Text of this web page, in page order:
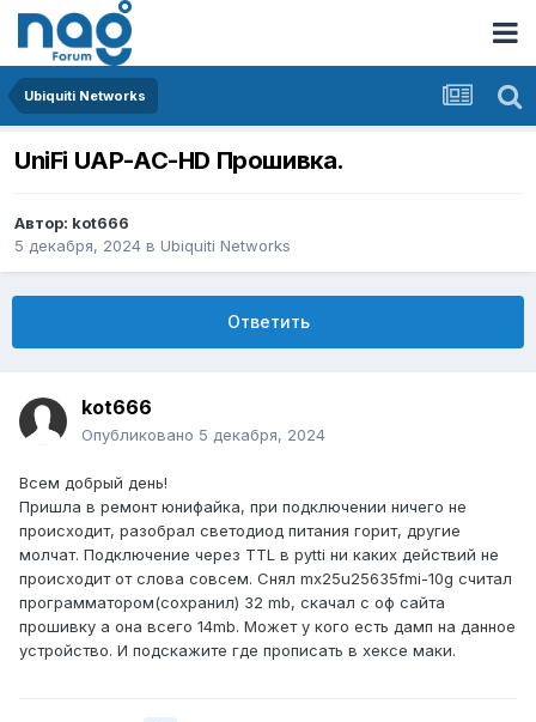
Ubiquiti Networks
UniFi UAP-AC-HD Прошивка.
Автор: kot666
5 декабря, 2024 в Ubiquiti Networks
Ответить
kot666
Опубликовано 5 декабря, 2024
Всем добрый день!
Пришла в ремонт юнифайка, при подключении ничего не
происходит, разобрал светодиод питания горит, другие
молчат. Подключение через TTL в pytti ни каких действий не
происходит от слова совсем. Снял mx25u25635fmi-10g считал
программатором(сохранил) 32 mb, скачал с оф сайта
прошивку а она всего 14mb. Может у кого есть дамп на данное
устройство. И подскажите где прописать в хексе маки.